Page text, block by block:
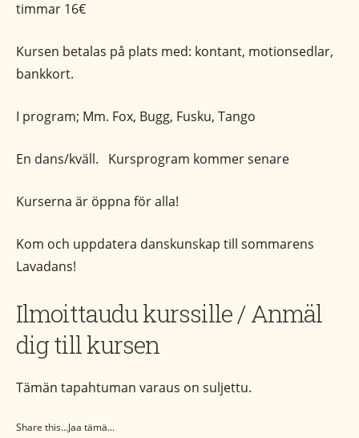
timmar 16€
Kursen betalas på plats med: kontant, motionsedlar,
bankkort.
I program; Mm. Fox, Bugg, Fusku, Tango
En dans/kväll. Kursprogram kommer senare
Kurserna är öppna för alla!
Kom och uppdatera danskunskap till sommarens
Lavadans!
Ilmoittaudu kurssille / Anmäl
dig till kursen
Tämän tapahtuman varaus on suljettu.
Share this...Jaa tämä...